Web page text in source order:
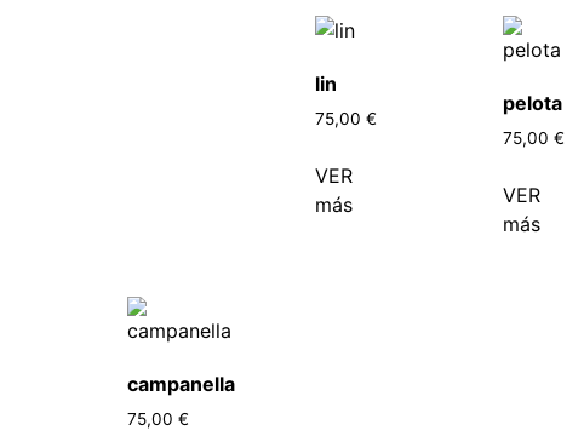
lin
75,00 €
VER
más
pelota
75,00 €
VER
más
campanella
75,00 €